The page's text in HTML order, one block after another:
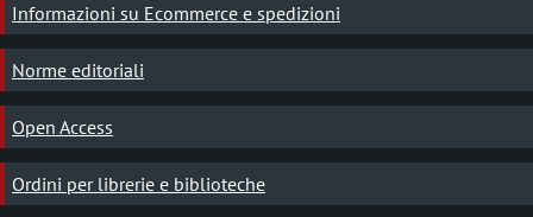
Informazioni su Ecommerce e spedizioni
Norme editoriali
Open Access
Ordini per librerie e biblioteche